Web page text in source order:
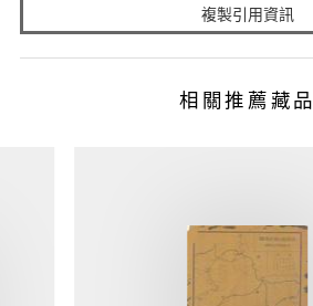
複製引用資訊
相關推薦藏品